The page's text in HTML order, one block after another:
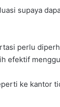
supaya
perlu
efektif
ke kantor